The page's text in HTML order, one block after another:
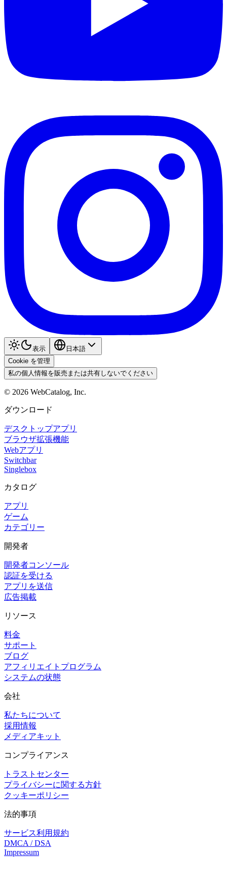
表示
日本語
Cookie を管理
私の個人情報を販売または共有しないでください
© 2026 WebCatalog, Inc.
ダウンロード
デスクトップアプリ
ブラウザ拡張機能
Webアプリ
Switchbar
Singlebox
カタログ
アプリ
ゲーム
カテゴリー
開発者
開発者コンソール
認証を受ける
アプリを送信
広告掲載
リソース
料金
サポート
ブログ
アフィリエイトプログラム
システムの状態
会社
私たちについて
採用情報
メディアキット
コンプライアンス
トラストセンター
プライバシーに関する方針
クッキーポリシー
法的事項
サービス利用規約
DMCA / DSA
Impressum